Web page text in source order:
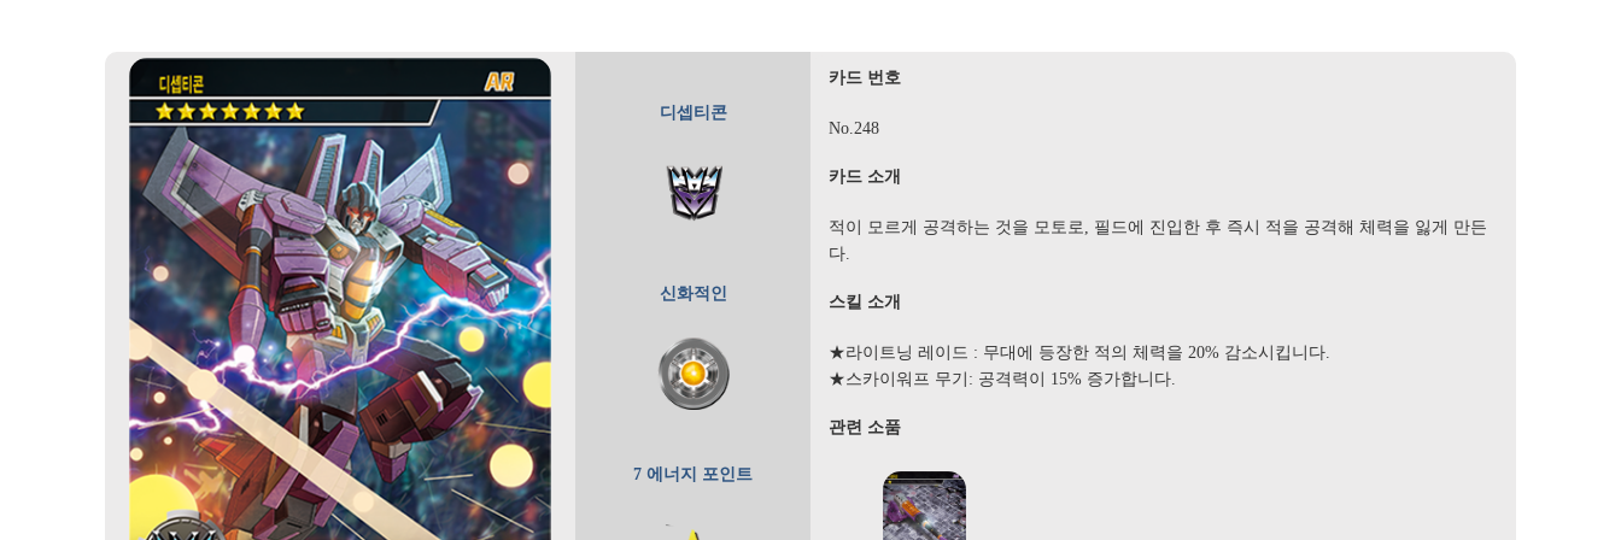
디셉티콘
신화적인
7 에너지 포인트
카드 번호
No.248
카드 소개
적이 모르게 공격하는 것을 모토로, 필드에 진입한 후 즉시 적을 공격해 체력을 잃게 만든
다.
스킬 소개
★라이트닝 레이드 : 무대에 등장한 적의 체력을 20% 감소시킵니다.
★스카이워프 무기: 공격력이 15% 증가합니다.
관련 소품